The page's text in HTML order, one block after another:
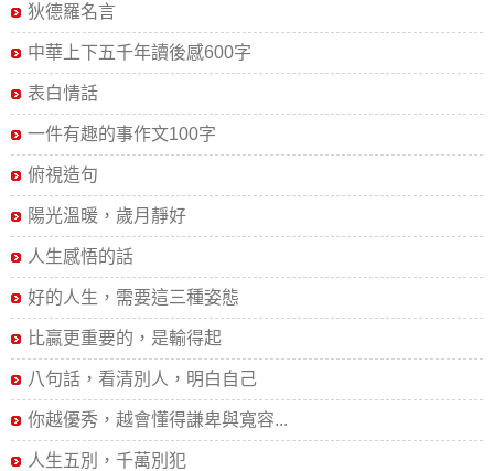
狄德羅名言
中華上下五千年讀後感600字
表白情話
一件有趣的事作文100字
俯視造句
陽光溫暖，歲月靜好
人生感悟的話
好的人生，需要這三種姿態
比贏更重要的，是輸得起
八句話，看清別人，明白自己
你越優秀，越會懂得謙卑與寬容...
人生五別，千萬別犯